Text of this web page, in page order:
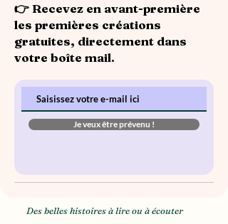
Des belles histoires à lire ou à écouter
👉 Recevez en avant-première
les premières créations
gratuites, directement dans
votre boîte mail.
Je veux être prévenu !